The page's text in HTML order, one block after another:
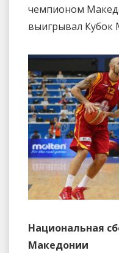
чемпионом
выигрывал Кубок
Национальная
Македонии